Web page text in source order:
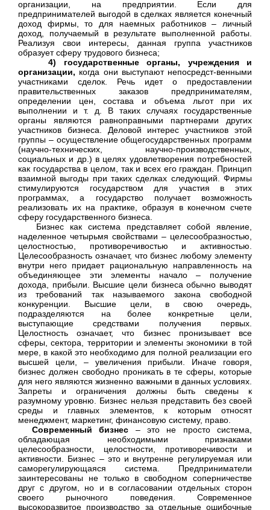
организации, на предприятии. Если для
предпринимателей выгодой в сделках является конечный
доход фирмы, то для наемных работников – личный
доход, получаемый в результате выполненной работы.
Реализуя свои интересы, данная группа участников
образует сферу трудового бизнеса;
4)
государственные органы, учреждения и
организации, когда они выступают непосредст-венными
участниками сделок. Речь идет о предоставлении
правительственных заказов предпринимателям,
определении цен, состава и объема льгот при их
выполнении и т. д. В таких случаях государственные
органы являются равноправными партнерами других
участников бизнеса. Деловой интерес участников этой
группы – осуществление общегосударственных программ
(научно-технических, научно-производственных,
социальных и др.) в целях удовлетворения потребностей
как государства в целом, так и всех его граждан. Принцип
взаимной выгоды при таких сделках следующий. Фирмы
стимулируются государством для участия в этих
программах, а государство получает возможность
реализовать их на практике, образуя в конечном счете
сферу государственного бизнеса.
Бизнес как система представляет собой явление,
наделенное четырьмя свойствами – целесообразностью,
целостностью, противоречивостью и активностью.
Целесообразность означает, что бизнес любому элементу
внутри него придает рациональную направленность на
объединяющее эти элементы начало – получение
дохода, прибыли. Высшие цели бизнеса обычно выводят
из требований так называемого закона свободной
конкуренции. Высшие цели, в свою очередь,
подразделяются на более конкретные цели,
выступающие средствами получения первых.
Целостность означает, что бизнес пронизывает все
сферы, сектора, территории и элементы экономики в той
мере, в какой это необходимо для полной реализации его
высшей цели, – увеличения прибыли. Иначе говоря,
бизнес должен свободно проникать в те сферы, которые
для него являются жизненно важными в данных условиях.
Запреты и ограничения должны быть сведены к
разумному уровню. Бизнес нельзя представить без своей
среды и главных элементов, к которым относят
менеджмент, маркетинг, финансовую систему, право.
Современный бизнес – это не просто система,
обладающая необходимыми признаками
целесообразности, целостности, противоречивости и
активности. Бизнес – это и внутренне регулируемая или
саморегулирующаяся система. Предприниматели
заинтересованы не только в свободном соперничестве
друг с другом, но и в согласовании отдельных сторон
своего рыночного поведения. Современное
высокоразвитое производство за отдельные ошибочные